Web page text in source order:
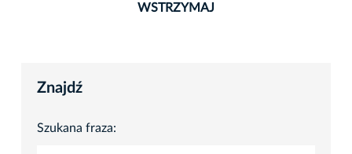
WSTRZYMAJ
Znajdź
Szukana fraza: